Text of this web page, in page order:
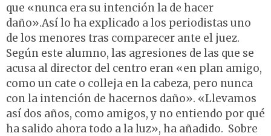
que «nunca era su intención la de hacer
daño».Así lo ha explicado a los periodistas uno
de los menores tras comparecer ante el juez.
Según este alumno, las agresiones de las que se
acusa al director del centro eran «en plan amigo,
como un cate o colleja en la cabeza, pero nunca
con la intención de hacernos daño». «Llevamos
así dos años, como amigos, y no entiendo por qué
ha salido ahora todo a la luz», ha añadido. Sobre